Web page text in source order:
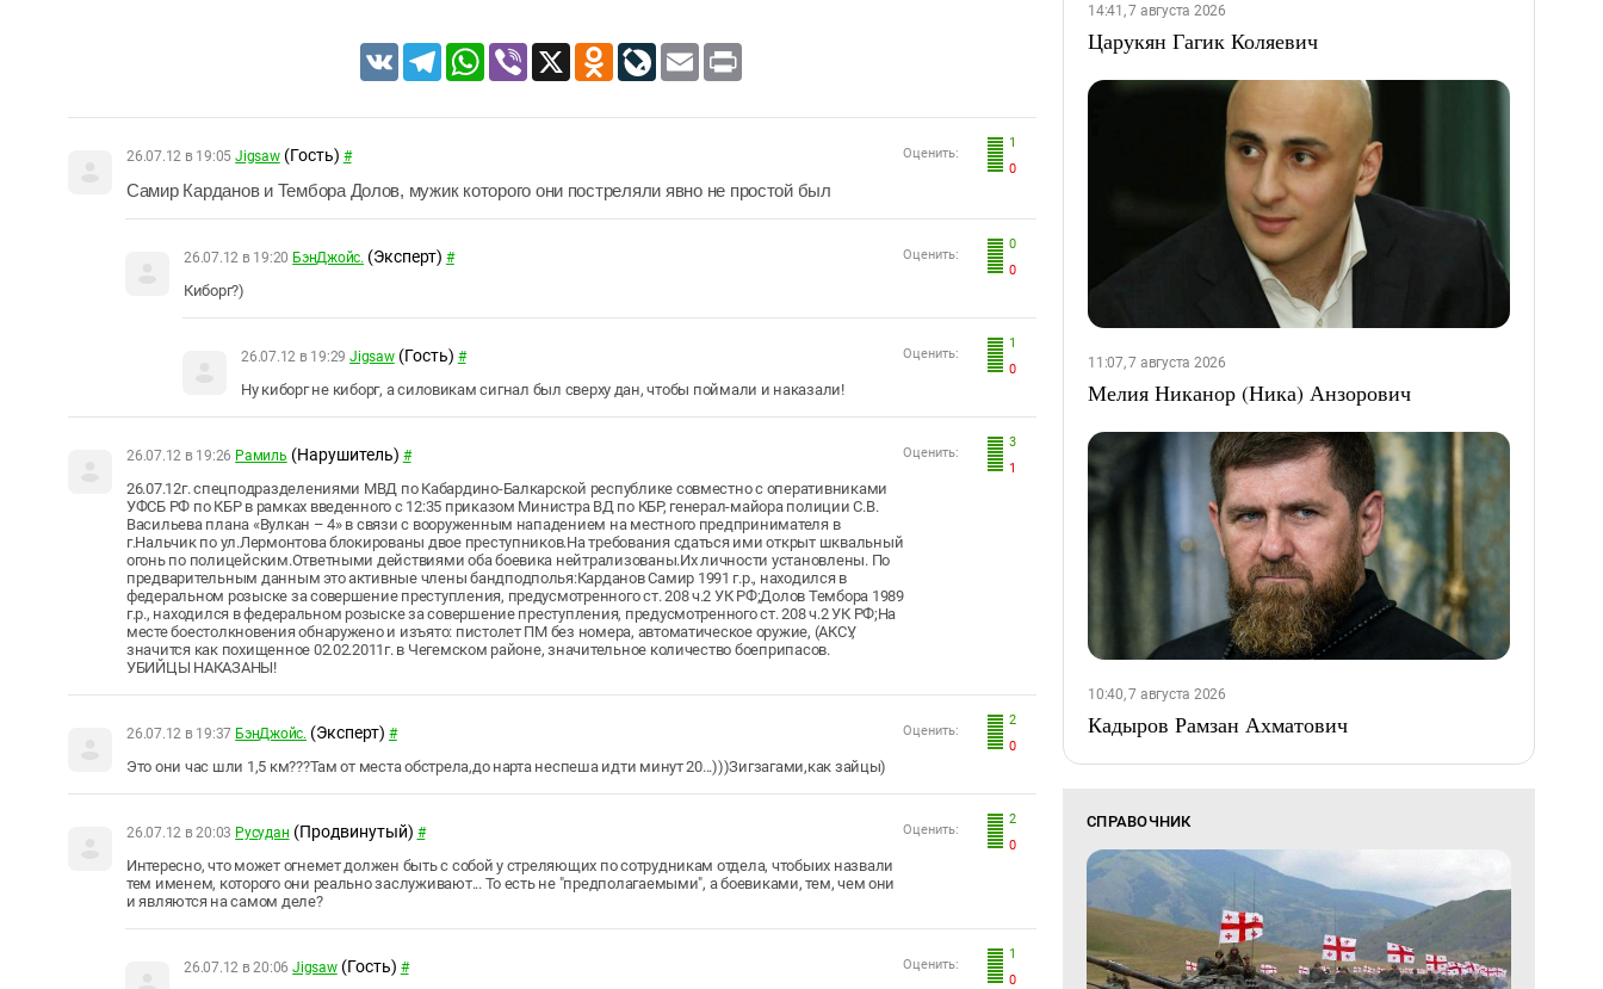
VK TelegramWhatsApp
Viber X Odnoklassniki
LiveJournal
Email
1
0
Оценить:
26.07.12 в 19:05 Jigsaw (Гость) #
Самир Карданов и Тембора Долов, мужик которого они постреляли явно не простой был
0
0
Оценить:
26.07.12 в 19:20 БэнДжойс. (Эксперт) #
Киборг?)
1
0
Оценить:
26.07.12 в 19:29 Jigsaw (Гость) #
Ну киборг не киборг, а силовикам сигнал был сверху дан, чтобы поймали и наказали!
3
1
Оценить:
26.07.12 в 19:26 Рамиль (Нарушитель) #
26.07.12г. спецподразделениями МВД по Кабардино-Балкарской республике совместно с оперативниками
УФСБ РФ по КБР в рамках введенного с 12:35 приказом Министра ВД по КБР, генерал-майора полиции С.В.
Васильева плана «Вулкан – 4» в связи с вооруженным нападением на местного предпринимателя в
г.Нальчик по ул.Лермонтова блокированы двое преступников.На требования сдаться ими открыт шквальный
огонь по полицейским.Ответными действиями оба боевика нейтрализованы.Их личности установлены. По
предварительным данным это активные члены бандподполья:Карданов Самир 1991 г.р., находился в
федеральном розыске за совершение преступления, предусмотренного ст. 208 ч.2 УК РФ;Долов Тембора 1989
г.р., находился в федеральном розыске за совершение преступления, предусмотренного ст. 208 ч.2 УК РФ;На
месте боестолкновения обнаружено и изъято: пистолет ПМ без номера, автоматическое оружие, (АКСУ,
значится как похищенное 02.02.2011г. в Чегемском районе, значительное количество боеприпасов.
УБИЙЦЫ НАКАЗАНЫ!
2
0
Оценить:
26.07.12 в 19:37 БэнДжойс. (Эксперт) #
Это они час шли 1,5 км???Там от места обстрела,до нарта неспеша идти минут 20...)))Зигзагами,как зайцы)
2
0
Оценить:
26.07.12 в 20:03 Русудан (Продвинутый) #
Интересно, что может огнемет должен быть с собой у стреляющих по сотрудникам отдела, чтобыих назвали
тем именем, которого они реально заслуживают... То есть не "предполагаемыми", а боевиками, тем, чем они
и являются на самом деле?
1
0
Оценить:
26.07.12 в 20:06 Jigsaw (Гость) #
14:41, 7 августа 2026
Царукян Гагик Коляевич
11:07, 7 августа 2026
Мелия Никанор (Ника) Анзорович
10:40, 7 августа 2026
Кадыров Рамзан Ахматович
СПРАВОЧНИК